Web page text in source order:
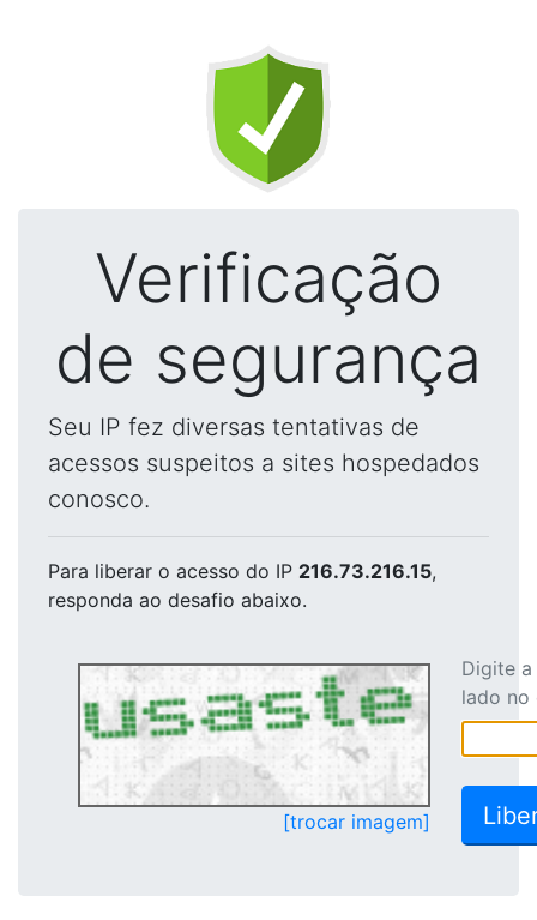
Verificação
de segurança
Seu IP fez diversas tentativas de
acessos suspeitos a sites hospedados
conosco.
Para liberar o acesso do IP 216.73.216.15,
responda ao desafio abaixo.
[trocar imagem]
Digite
lado no